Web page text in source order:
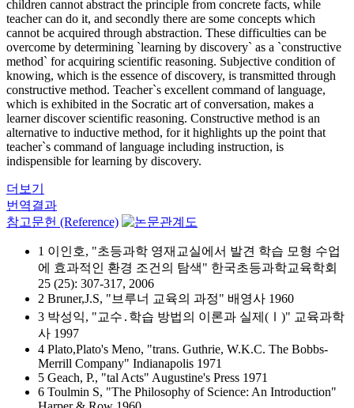
children cannot abstract the principle from concrete facts, while
teacher can do it, and secondly there are some concepts which
cannot be acquired through abstraction. These difficulties can be
overcome by determining `learning by discovery` as a `constructive
method` for acquiring scientific reasoning. Subjective condition of
knowing, which is the essence of discovery, is transmitted through
constructive method. Teacher`s excellent command of language,
which is exhibited in the Socratic art of conversation, makes a
learner discover scientific reasoning. Constructive method is an
alternative to inductive method, for it highlights up the point that
teacher`s command of language including instruction, is
indispensible for learning by discovery.
더보기
번역결과
참고문헌 (Reference)
1 이인호, "초등과학 영재교실에서 발견 학습 모형 수업
에 효과적인 환경 조건의 탐색" 한국초등과학교육학회
25 (25): 307-317, 2006
2 Bruner,J.S, "브루너 교육의 과정" 배영사 1960
3 박성익, "교수․학습 방법의 이론과 실제(Ⅰ)" 교육과학
사 1997
4 Plato,Plato's Meno, "trans. Guthrie, W.K.C. The Bobbs-
Merrill Company" Indianapolis 1971
5 Geach, P., "tal Acts" Augustine's Press 1971
6 Toulmin S, "The Philosophy of Science: An Introduction"